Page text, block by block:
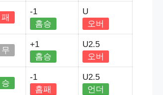
패
-1
홈승
U
오버
무
+1
홈승
U2.5
오버
승
-1
홈패
U2.5
언더